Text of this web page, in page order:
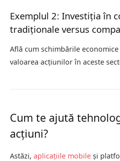
Exemplul 2: Investiția în
tradiționale versus
Află cum schimbările
valoarea acțiunilor în aceste
Cum te ajută
acțiuni?
Astăzi, aplicațiile mobile și